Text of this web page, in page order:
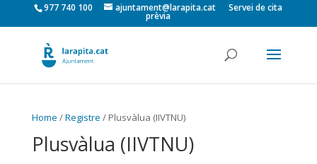
977 740 100 ajuntament@larapita.cat Servei de cita
prèvia
Home /Registre / Plusvàlua (IIVTNU)
Plusvàlua (IIVTNU)